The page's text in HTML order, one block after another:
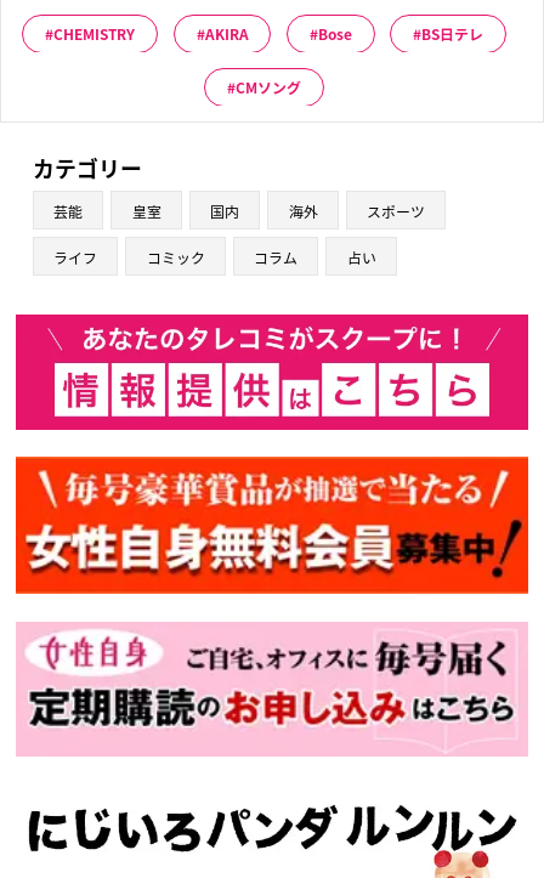
CHEMISTRY AKIRA Bose BS日テレ
CMソング
カテゴリー
芸能 皇室 国内 海外 スポーツ
ライフ コミック コラム 占い